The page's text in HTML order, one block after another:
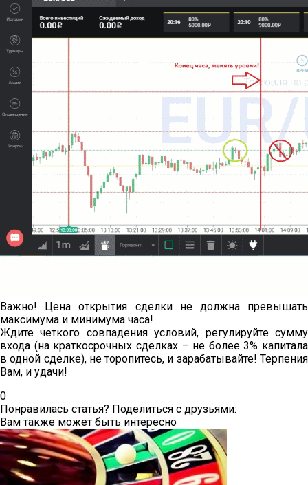
Важно! Цена открытия сделки не должна превышать
максимума и минимума часа!
Ждите четкого совпадения условий, регулируйте сумму
входа (на краткосрочных сделках – не более 3% капитала
в одной сделке), не торопитесь, и зарабатывайте! Терпения
Вам, и удачи!
0
Понравилась статья? Поделиться с друзьями:
Вам также может быть интересно